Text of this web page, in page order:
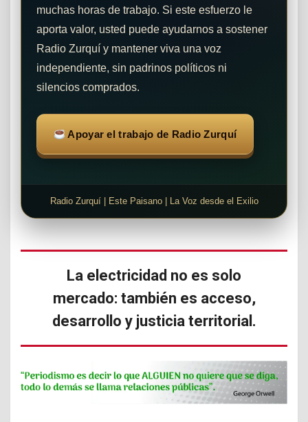
muchas horas de trabajo. Si este esfuerzo le
aporta valor, usted puede ayudarnos a sostener
Radio Zurquí y mantener viva una voz
independiente, sin padrinos políticos ni
silencios comprados.
Apoyar el trabajo de Radio Zurquí
Radio Zurquí | Este Paisano | La Voz desde el Exilio
La electricidad no es solo
mercado: también es acceso,
desarrollo y justicia territorial.